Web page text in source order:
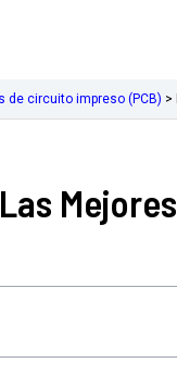
de circuito impreso (PCB) >